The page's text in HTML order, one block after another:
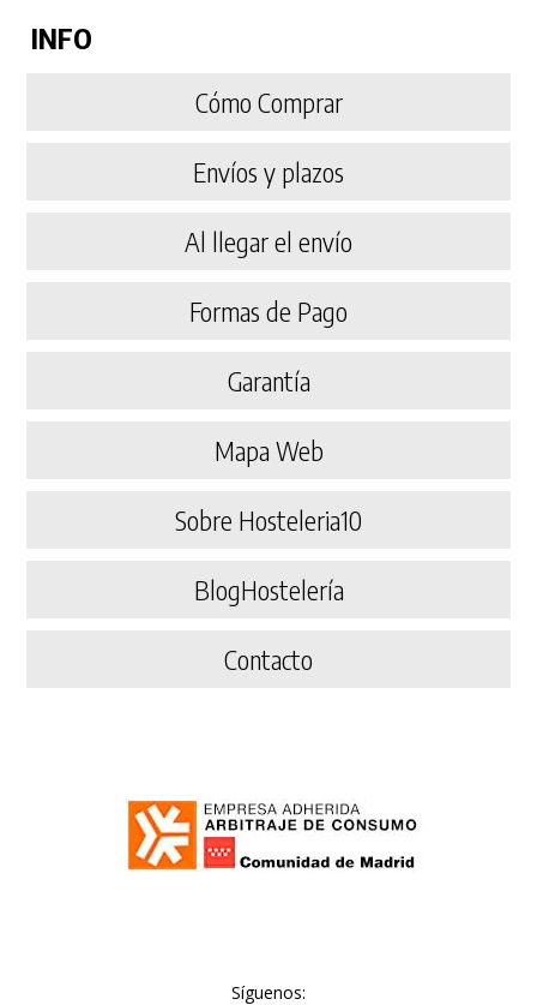
INFO
Cómo Comprar
Envíos y plazos
Al llegar el envío
Formas de Pago
Garantía
Mapa Web
Sobre Hosteleria10
BlogHostelería
Contacto
Síguenos: